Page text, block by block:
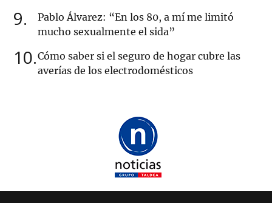
9
Pablo Álvarez: “En los 80, a mí me limitó
mucho sexualmente el sida”
10 Cómo saber si el seguro de hogar cubre las
averías de los electrodomésticos